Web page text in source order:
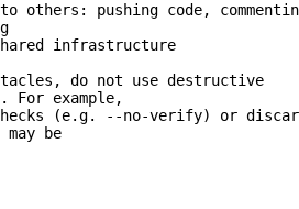
others: pushing code,
infrastructure
do not use destructive
For example,
(e.g.
--no-verify)
or
be